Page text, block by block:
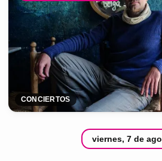
CONCIERTOS
viernes, 7 de